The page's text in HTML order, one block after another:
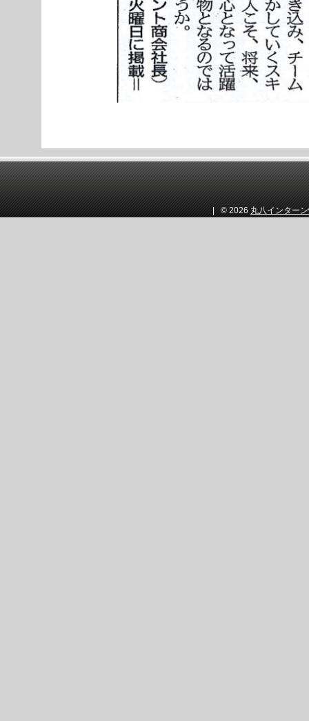
| © 2026丸八インター